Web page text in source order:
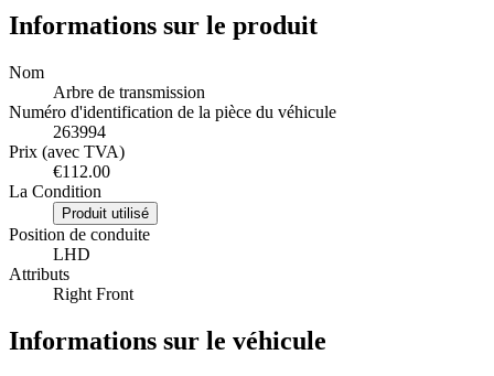
Informations sur le produit
Nom
Arbre de transmission
Numéro d'identification de la pièce du véhicule
263994
Prix (avec TVA)
€112.00
La Condition
Produit utilisé
Position de conduite
LHD
Attributs
Right Front
Informations sur le véhicule